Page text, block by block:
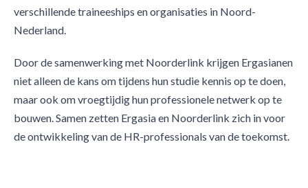
verschillende traineeships en organisaties in Noord-
Nederland.
Door de samenwerking met Noorderlink krijgen Ergasianen
niet alleen de kans om tijdens hun studie kennis op te doen,
maar ook om vroegtijdig hun professionele netwerk op te
bouwen. Samen zetten Ergasia en Noorderlink zich in voor
de ontwikkeling van de HR-professionals van de toekomst.